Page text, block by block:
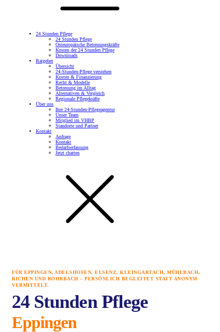
24 Stunden Pflege
24 Stunden Pflege
Osteuropäische Betreuungskräfte
Kosten der 24 Stunden Pflege
Downloads
Ratgeber
Übersicht
24-Stunden-Pflege verstehen
Kosten & Finanzierung
Recht & Modelle
Betreuung im Alltag
Alternativen & Vergleich
Regionale Pflegekräfte
Über uns
Ihre 24-Stunden-Pflegeagentur
Unser Team
Mitglied im VHBP
Standorte und Partner
Kontakt
Anfrage
Kontakt
Bedarfserfassung
Jetzt chatten
FÜR EPPINGEN, ADELSHOFEN, ELSENZ, KLEINGARTACH, MÜHLBACH,
RICHEN UND ROHRBACH – PERSÖNLICH BEGLEITET STATT ANONYM
VERMITTELT.
24 Stunden Pflege
Eppingen